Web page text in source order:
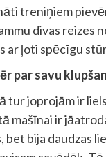
treniņiem
divas reizes
ar ļoti spēcīgu
par savu
tur joprojām ir
mašīnai ir
bet bija daudzas